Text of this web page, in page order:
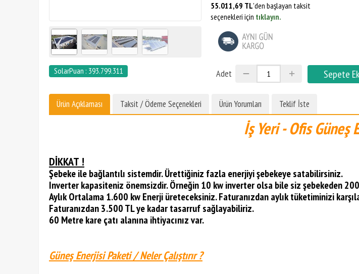
SolarPuan : 393.799.311
55.011,69 TL'den başlayan taksit
seçenekleri için tıklayın.
Adet
Ürün Açıklaması Taksit / Ödeme Seçenekleri Ürün Yorumları Teklif İste
İş Yeri - Ofis Güneş
DİKKAT !
Şebeke ile bağlantılı sistemdir. Ürettiğiniz fazla enerjiyi şebekeye satabilirsiniz.
Inverter kapasiteniz önemsizdir. Örneğin 10 kw inverter olsa bile siz şebekeden
Aylık Ortalama 1.600 kw Enerji üreteceksiniz. Faturanızdan aylık tüketiminizi
Faturanızdan 3.500 TL ye kadar tasarruf sağlayabiliriz.
60 Metre kare çatı alanına ihtiyacınız var.
Güneş Enerjisi Paketi / Neler Çalıştırır ?